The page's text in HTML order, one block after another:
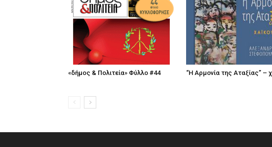
«δήμος & Πολιτεία» Φύλλο #44 “Η Αρμονία της Αταξίας” –